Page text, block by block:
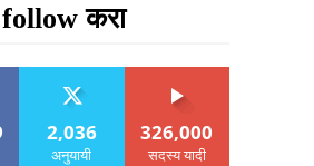
follow करा
2,036
अनुयायी
326,000
सदस्य यादी